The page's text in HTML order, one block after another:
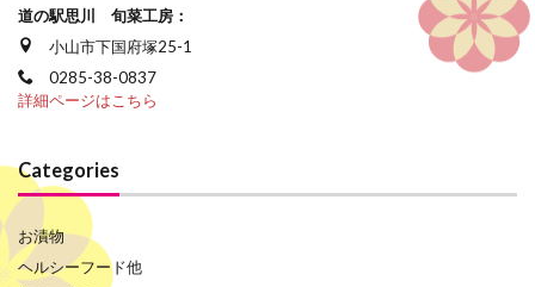
道の駅思川 旬菜工房：
小山市下国府塚25-1
0285-38-0837
詳細ページはこちら
Categories
お漬物
ヘルシーフード他